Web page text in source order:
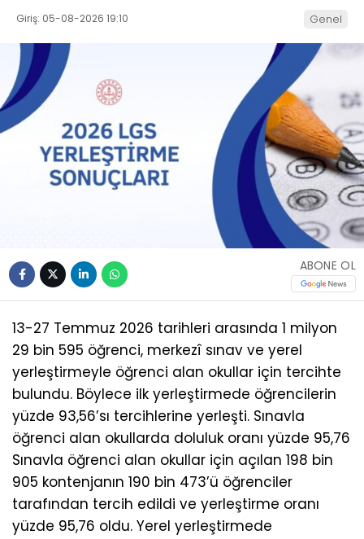
Giriş: 05-08-2026 19:10 Genel
ABONE OL
13-27 Temmuz 2026 tarihleri arasında 1 milyon
29 bin 595 öğrenci, merkezî sınav ve yerel
yerleştirmeyle öğrenci alan okullar için tercihte
bulundu. Böylece ilk yerleştirmede öğrencilerin
yüzde 93,56’sı tercihlerine yerleşti. Sınavla
öğrenci alan okullarda doluluk oranı yüzde 95,76
Sınavla öğrenci alan okullar için açılan 198 bin
905 kontenjanın 190 bin 473’ü öğrenciler
tarafından tercih edildi ve yerleştirme oranı
yüzde 95,76 oldu. Yerel yerleştirmede